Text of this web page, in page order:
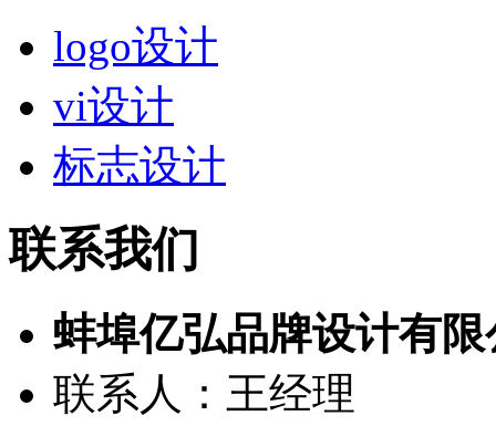
logo设计
vi设计
标志设计
联系我们
蚌埠亿弘品牌设计有限
联系人：王经理